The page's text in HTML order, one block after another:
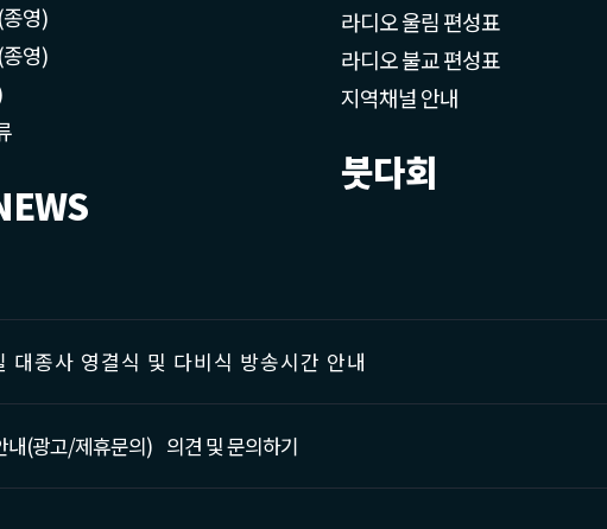
영)
영)
라디오 울림 편성표
라디오 불교 편성표
지역채널 안내
붓다회
종사 영결식 및 다비식 방송시간 안내
내(광고/제휴문의) 의견 및 문의하기